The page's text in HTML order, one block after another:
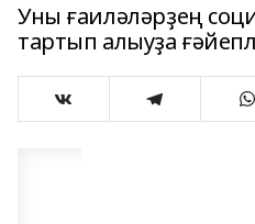
Уны ғаиләләрҙең
тартып алыуҙа